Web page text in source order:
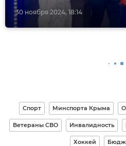
30 ноября 2024, 18:14
Спорт Минспорта Крыма
Ветераны СВО Инвалидность
Хоккей